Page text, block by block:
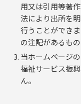
用又は引用等著
法により出所を
行うことができ
の注記があるも
当ホームページ
福祉サービス振
ん。